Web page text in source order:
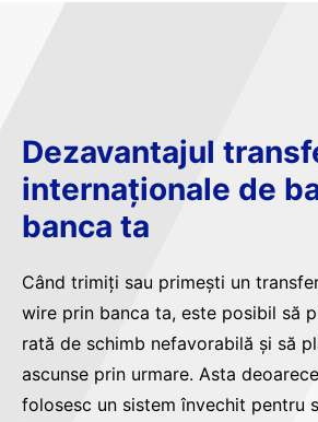
Dezavantajul
internaționale de
banca ta
Când trimiți sau primești un
wire prin banca ta, este posibil să
rată de schimb nefavorabilă și să
ascunse prin urmare. Asta
folosesc un sistem învechit pentru